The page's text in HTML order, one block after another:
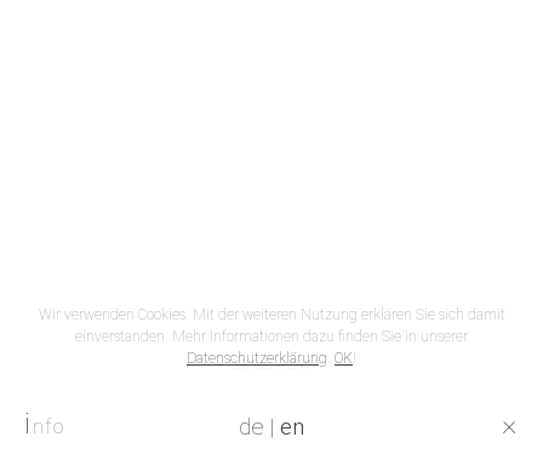
street view
Wir verwenden Cookies. Mit der weiteren Nutzung erklären Sie sich damit
einverstanden. Mehr Informationen dazu finden Sie in unserer
Datenschutzerklärung. OK!
i de | en ×